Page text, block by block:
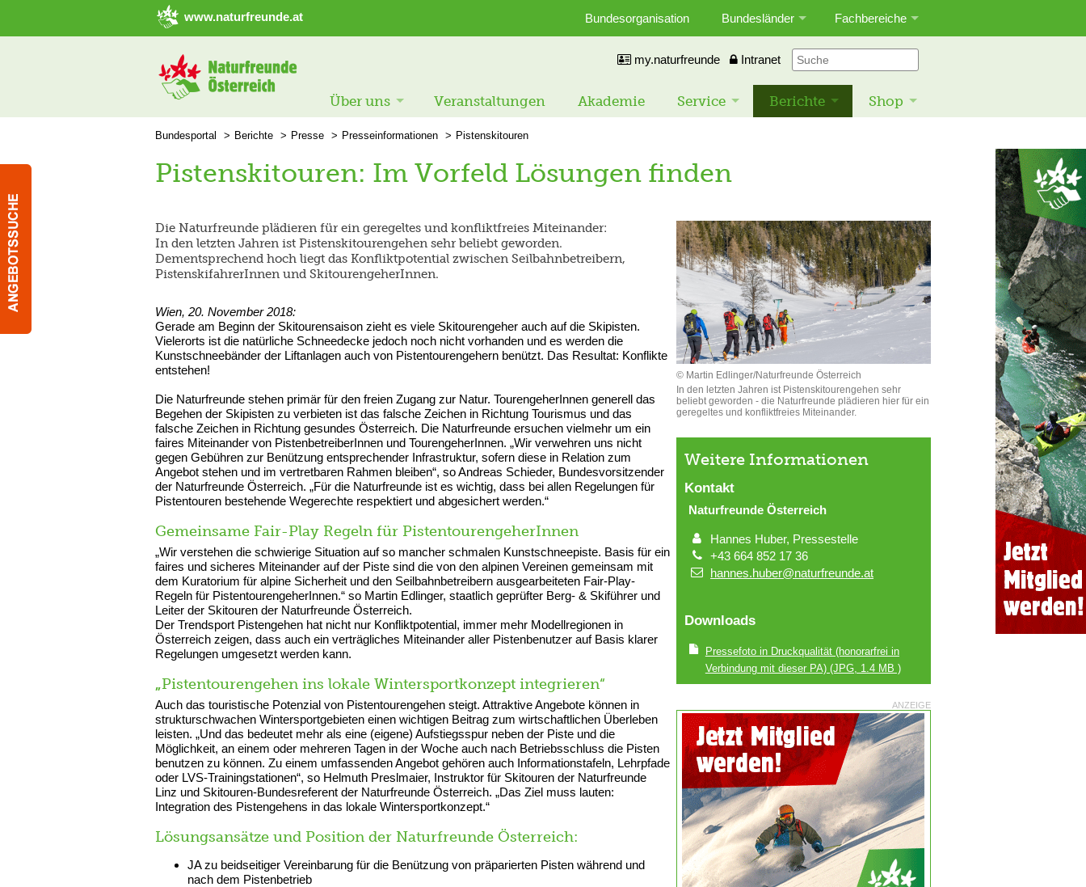
➜ Hauptregion der Seite anspringen
www.naturfreunde.at Bundesorganisation Bundesländer Fachbereiche
my.naturfreunde Intranet
Über uns Veranstaltungen Akademie Service Berichte Shop
Bundesportal Berichte Presse Presseinformationen Pistenskitouren
Pistenskitouren: Im Vorfeld Lösungen finden
Die Naturfreunde plädieren für ein geregeltes und konfliktfreies Miteinander:
In den letzten Jahren ist Pistenskitourengehen sehr beliebt geworden.
Dementsprechend hoch liegt das Konfliktpotential zwischen Seilbahnbetreibern,
PistenskifahrerInnen und SkitourengeherInnen.
Wien, 20. November 2018:
Gerade am Beginn der Skitourensaison zieht es viele Skitourengeher auch auf die Skipisten.
Vielerorts ist die natürliche Schneedecke jedoch noch nicht vorhanden und es werden die
Kunstschneebänder der Liftanlagen auch von Pistentourengehern benützt. Das Resultat: Konflikte
entstehen!
Die Naturfreunde stehen primär für den freien Zugang zur Natur. TourengeherInnen generell das
Begehen der Skipisten zu verbieten ist das falsche Zeichen in Richtung Tourismus und das
falsche Zeichen in Richtung gesundes Österreich. Die Naturfreunde ersuchen vielmehr um ein
faires Miteinander von PistenbetreiberInnen und TourengeherInnen. „Wir verwehren uns nicht
gegen Gebühren zur Benützung entsprechender Infrastruktur, sofern diese in Relation zum
Angebot stehen und im vertretbaren Rahmen bleiben“, so Andreas Schieder, Bundesvorsitzender
der Naturfreunde Österreich. „Für die Naturfreunde ist es wichtig, dass bei allen Regelungen für
Pistentouren bestehende Wegerechte respektiert und abgesichert werden.“
Gemeinsame Fair-Play Regeln für PistentourengeherInnen
„Wir verstehen die schwierige Situation auf so mancher schmalen Kunstschneepiste. Basis für ein
faires und sicheres Miteinander auf der Piste sind die von den alpinen Vereinen gemeinsam mit
dem Kuratorium für alpine Sicherheit und den Seilbahnbetreibern ausgearbeiteten Fair-Play-
Regeln für PistentourengeherInnen.“ so Martin Edlinger, staatlich geprüfter Berg- & Skiführer und
Leiter der Skitouren der Naturfreunde Österreich.
Der Trendsport Pistengehen hat nicht nur Konfliktpotential, immer mehr Modellregionen in
Österreich zeigen, dass auch ein verträgliches Miteinander aller Pistenbenutzer auf Basis klarer
Regelungen umgesetzt werden kann.
„Pistentourengehen ins lokale Wintersportkonzept integrieren“
Auch das touristische Potenzial von Pistentourengehen steigt. Attraktive Angebote können in
strukturschwachen Wintersportgebieten einen wichtigen Beitrag zum wirtschaftlichen Überleben
leisten. „Und das bedeutet mehr als eine (eigene) Aufstiegsspur neben der Piste und die
Möglichkeit, an einem oder mehreren Tagen in der Woche auch nach Betriebsschluss die Pisten
benutzen zu können. Zu einem umfassenden Angebot gehören auch Informationstafeln, Lehrpfade
oder LVS-Trainingstationen“, so Helmuth Preslmaier, Instruktor für Skitouren der Naturfreunde
Linz und Skitouren-Bundesreferent der Naturfreunde Österreich. „Das Ziel muss lauten:
Integration des Pistengehens in das lokale Wintersportkonzept.“
Lösungsansätze und Position der Naturfreunde Österreich:
JA zu beidseitiger Vereinbarung für die Benützung von präparierten Pisten während und
nach dem Pistenbetrieb
© Martin Edlinger/Naturfreunde Österreich
In den letzten Jahren ist Pistenskitourengehen sehr
beliebt geworden - die Naturfreunde plädieren hier für ein
geregeltes und konfliktfreies Miteinander.
Weitere Informationen
Kontakt
Naturfreunde Österreich
Hannes Huber, Pressestelle
+43 664 852 17 36
hannes.huber@naturfreunde.at
Downloads
Pressefoto in Druckqualität (honorarfrei in
Verbindung mit dieser PA)(JPG, 1.4 MB )
ANZEIGE